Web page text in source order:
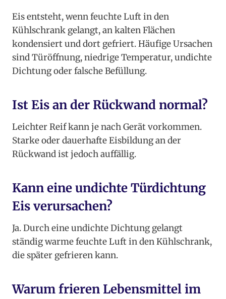
Eis entsteht, wenn feuchte Luft in den
Kühlschrank gelangt, an kalten Flächen
kondensiert und dort gefriert. Häufige Ursachen
sind Türöffnung, niedrige Temperatur, undichte
Dichtung oder falsche Befüllung.
Ist Eis an der Rückwand normal?
Leichter Reif kann je nach Gerät vorkommen.
Starke oder dauerhafte Eisbildung an der
Rückwand ist jedoch auffällig.
Kann eine undichte Türdichtung
Eis verursachen?
Ja. Durch eine undichte Dichtung gelangt
ständig warme feuchte Luft in den Kühlschrank,
die später gefrieren kann.
Warum frieren Lebensmittel im